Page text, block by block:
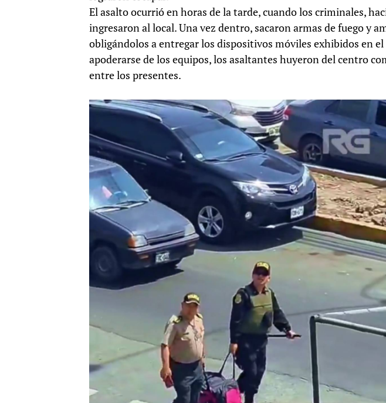
El asalto ocurrió en horas de la tarde, cuando los criminales,
ingresaron al local. Una vez dentro, sacaron armas de fuego y
obligándolos a entregar los dispositivos móviles exhibidos en
apoderarse de los equipos, los asaltantes huyeron del centro
entre los presentes.